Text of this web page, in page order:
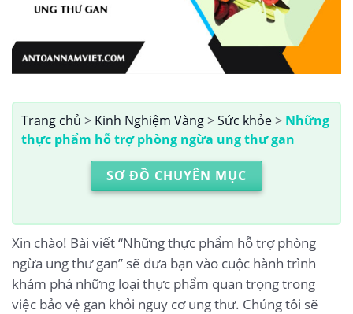
Trang chủ > Kinh Nghiệm Vàng>Sức khỏe> Những
thực phẩm hỗ trợ phòng ngừa ung thư gan
SƠ ĐỒ CHUYÊN MỤC
Xin chào! Bài viết “Những thực phẩm hỗ trợ phòng
ngừa ung thư gan” sẽ đưa bạn vào cuộc hành trình
khám phá những loại thực phẩm quan trọng trong
việc bảo vệ gan khỏi nguy cơ ung thư. Chúng tôi sẽ